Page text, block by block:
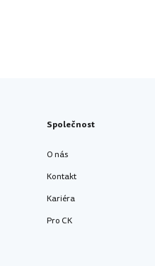
Společnost
O nás
Kontakt
Kariéra
Pro CK